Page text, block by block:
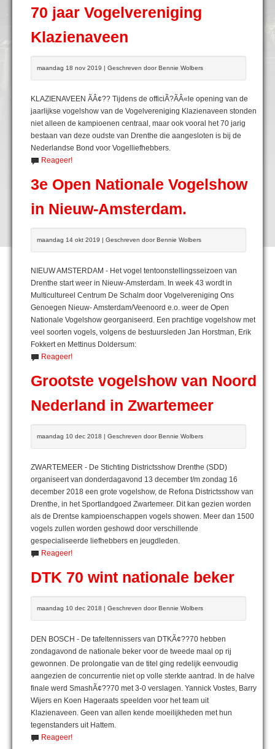
70 jaar Vogelvereniging
Klazienaveen
maandag 18 nov 2019 | Geschreven door Bennie Wolbers
KLAZIENAVEEN ÃÂ¢?? Tijdens de officiÃ?ÃÂ«le opening van de
jaarlijkse vogelshow van de Vogelvereniging Klazienaveen stonden
niet alleen de kampioenen centraal, maar ook vooral het 70 jarig
bestaan van deze oudste van Drenthe die aangesloten is bij de
Nederlandse Bond voor Vogelliefhebbers.
Reageer!
3e Open Nationale Vogelshow
in Nieuw-Amsterdam.
maandag 14 okt 2019 | Geschreven door Bennie Wolbers
NIEUW AMSTERDAM - Het vogel tentoonstellingsseizoen van
Drenthe start weer in Nieuw-Amsterdam. In week 43 wordt in
Multicultureel Centrum De Schalm door Vogelvereniging Ons
Genoegen Nieuw- Amsterdam/Veenoord e.o. weer de Open
Nationale Vogelshow georganiseerd. Een prachtige vogelshow met
veel soorten vogels, volgens de bestuursleden Jan Horstman, Erik
Fokkert en Mettinus Doldersum:
Reageer!
Grootste vogelshow van Noord
Nederland in Zwartemeer
maandag 10 dec 2018 | Geschreven door Bennie Wolbers
ZWARTEMEER - De Stichting Districtsshow Drenthe (SDD)
organiseert van donderdagavond 13 december t/m zondag 16
december 2018 een grote vogelshow, de Refona Districtsshow van
Drenthe, in het Sportlandgoed Zwartemeer. Dit kan gezien worden
als de Drentse kampioenschappen vogels showen. Meer dan 1500
vogels zullen worden geshowd door verschillende
gespecialiseerde liefhebbers en jeugdleden.
Reageer!
DTK 70 wint nationale beker
maandag 10 dec 2018 | Geschreven door Bennie Wolbers
DEN BOSCH - De tafeltennissers van DTKÃ¢??70 hebben
zondagavond de nationale beker voor de tweede maal op rij
gewonnen. De prolongatie van de titel ging redelijk eenvoudig
aangezien de concurrentie niet op volle sterkte aantrad. In de halve
finale werd SmashÃ¢??70 met 3-0 verslagen. Yannick Vostes, Barry
Wijers en Koen Hageraats speelden voor het team uit
Klazienaveen. Geen van allen kende moeilijkheden met hun
tegenstanders uit Hattem.
Reageer!